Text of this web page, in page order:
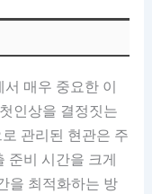
매우 중요한 이
인상을 결정짓는
관리된 현관은 주
준비 시간을 크게
을 최적화하는 방